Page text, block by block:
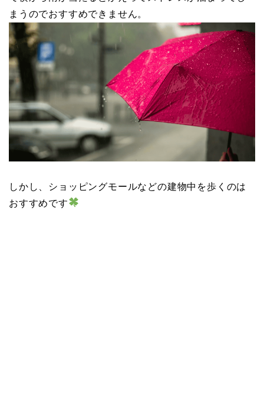
まうのでおすすめできません。
しかし、ショッピングモールなどの建物中を歩くのは
おすすめです